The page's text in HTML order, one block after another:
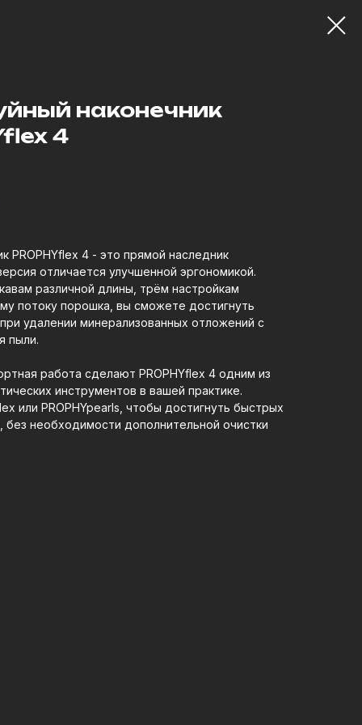
наконечник
4
PROPHYflex 4 - это прямой наследник
отличается улучшенной эргономикой.
различной длины, трём настройкам
потоку порошка, вы сможете достигнуть
удалении минерализованных отложений с
пыли.
работа сделают PROPHYflex 4 одним из
инструментов в вашей практике.
или PROPHYpearls, чтобы достигнуть быстрых
без необходимости дополнительной очистки